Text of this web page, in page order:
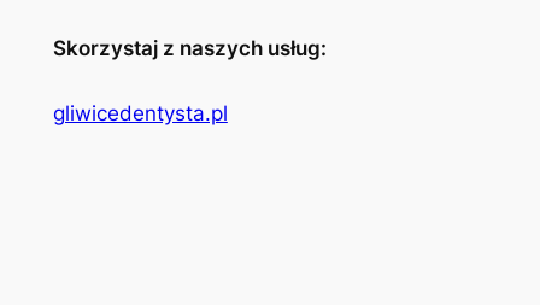
Skorzystaj z naszych usług:
gliwicedentysta.pl